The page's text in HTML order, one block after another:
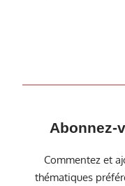
Abonnez-
Commentez et
thématiques